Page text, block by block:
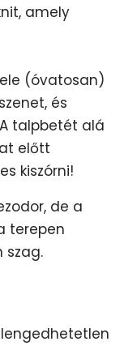
amely
(óvatosan)
és
talpbetét alá
előtt
kiszórni!
de a
terepen
szag.